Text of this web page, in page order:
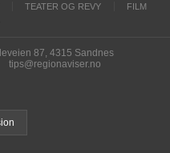
TEATER OG REVY
FILM
87, 4315 Sandnes
tips@regionaviser.no